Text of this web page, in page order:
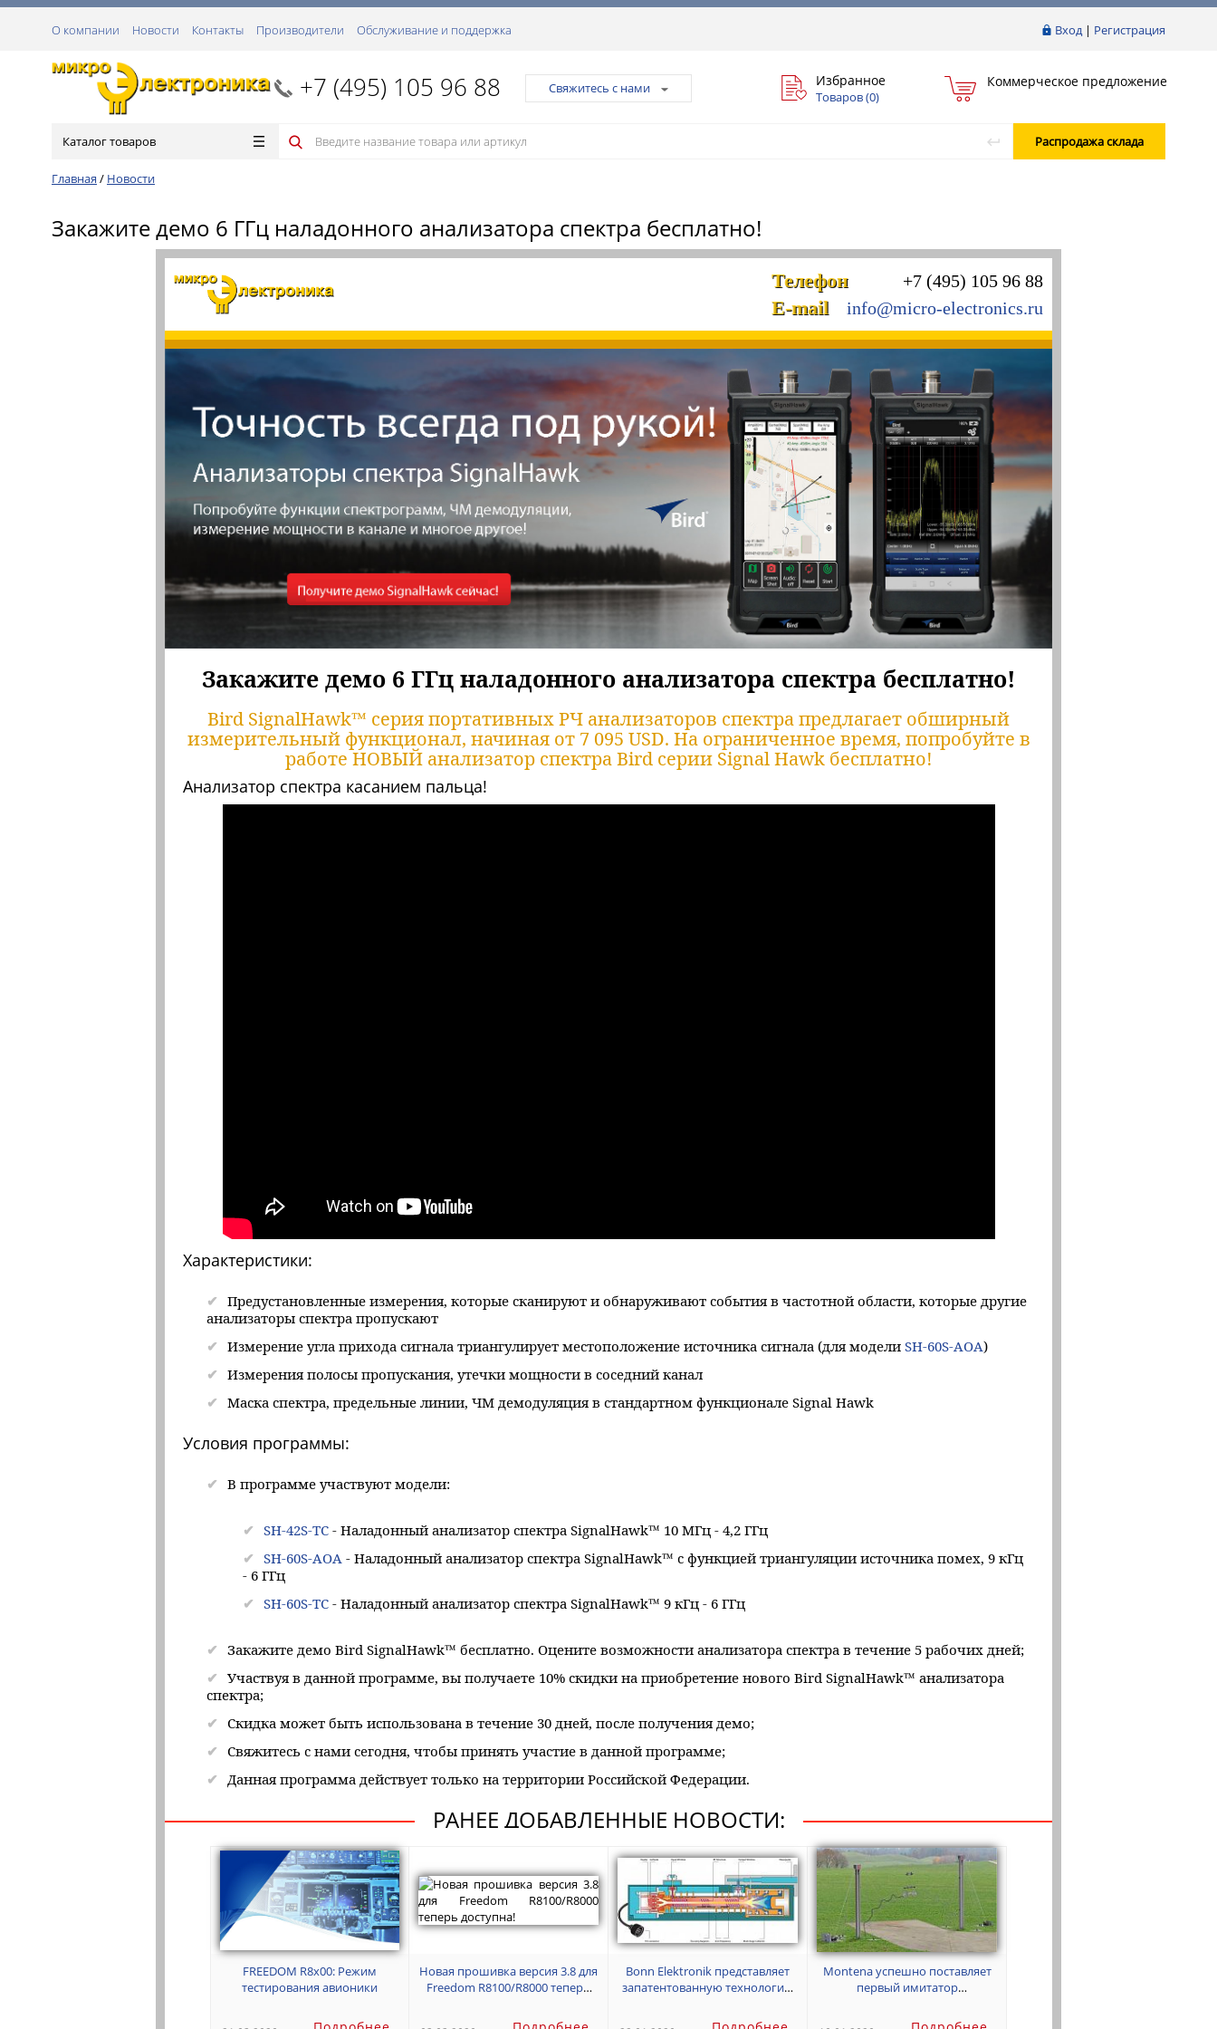
Вход| Регистрация
О компании Новости Контакты Производители Обслуживание и поддержка
+7 (495) 105 96 88 Свяжитесь с нами Избранное
Товаров (0)
Коммерческое предложение
Каталог товаров Распродажа склада
Главная / Новости
Закажите демо 6 ГГц наладонного анализатора спектра бесплатно!
Телефон +7 (495) 105 96 88
E-mail info@micro-electronics.ru
Закажите демо 6 ГГц наладонного анализатора спектра бесплатно!
Bird SignalHawk™ серия портативных РЧ анализаторов спектра предлагает обширный
измерительный функционал, начиная от 7 095 USD. На ограниченное время, попробуйте в
работе НОВЫЙ анализатор спектра Bird серии Signal Hawk бесплатно!
Анализатор спектра касанием пальца!
Характеристики:
Предустановленные измерения, которые сканируют и обнаруживают события в частотной области, которые другие
анализаторы спектра пропускают
Измерение угла прихода сигнала триангулирует местоположение источника сигнала (для модели SH-60S-AOA)
Измерения полосы пропускания, утечки мощности в соседний канал
Маска спектра, предельные линии, ЧМ демодуляция в стандартном функционале Signal Hawk
Условия программы:
В программе участвуют модели:
SH-42S-TC - Наладонный анализатор спектра SignalHawk™ 10 МГц - 4,2 ГГц
SH-60S-AOA - Наладонный анализатор спектра SignalHawk™ с функцией триангуляции источника помех, 9 кГц
- 6 ГГц
SH-60S-TC - Наладонный анализатор спектра SignalHawk™ 9 кГц - 6 ГГц
Закажите демо Bird SignalHawk™ бесплатно. Оцените возможности анализатора спектра в течение 5 рабочих дней;
Участвуя в данной программе, вы получаете 10% скидки на приобретение нового Bird SignalHawk™ анализатора
спектра;
Скидка может быть использована в течение 30 дней, после получения демо;
Свяжитесь с нами сегодня, чтобы принять участие в данной программе;
Данная программа действует только на территории Российской Федерации.
РАНЕЕ ДОБАВЛЕННЫЕ НОВОСТИ:
FREEDOM R8x00: Режим
тестирования авионики
Новая прошивка версия 3.8 для
Freedom R8100/R8000 теперь
Bonn Elektronik представляет
запатентованную технологию
ресурса ЛБВ или клистрона на
Montena успешно поставляет
первый имитатор
ядерного высотного взрыва с